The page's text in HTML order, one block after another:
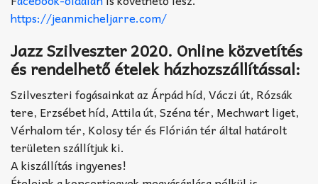
https://jeanmicheljarre.com/
Jazz Szilveszter 2020. Online közvetítés
és rendelhető ételek házhozszállítással:
Szilveszteri fogásainkat az Árpád híd, Váczi út, Rózsák
tere, Erzsébet híd, Attila út, Széna tér, Mechwart liget,
Vérhalom tér, Kolosy tér és Flórián tér által határolt
területen szállítjuk ki.
A kiszállítás ingyenes!